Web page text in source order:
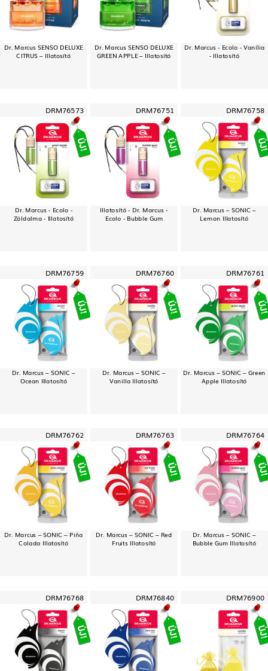
Dr. Marcus SENSO DELUXE
CITRUS – Illatosító
Dr. Marcus SENSO DELUXE
GREEN APPLE – Illatosító
Dr. Marcus - Ecolo - Vanília
- Illatosító
DRM76573
Dr. Marcus - Ecolo -
Zöldalma - Illatosító
DRM76751
Illatosító - Dr. Marcus -
Ecolo - Bubble Gum
DRM76758
Dr. Marcus – SONIC –
Lemon Illatosító
DRM76759
Dr. Marcus – SONIC –
Ocean Illatosító
DRM76760
Dr. Marcus – SONIC –
Vanilla Illatosító
DRM76761
Dr. Marcus – SONIC – Green
Apple Illatosító
DRM76762
Dr. Marcus – SONIC – Piña
Colada Illatosító
DRM76763
Dr. Marcus – SONIC – Red
Fruits Illatosító
DRM76764
Dr. Marcus – SONIC –
Bubble Gum Illatosító
DRM76768 DRM76840 DRM76900